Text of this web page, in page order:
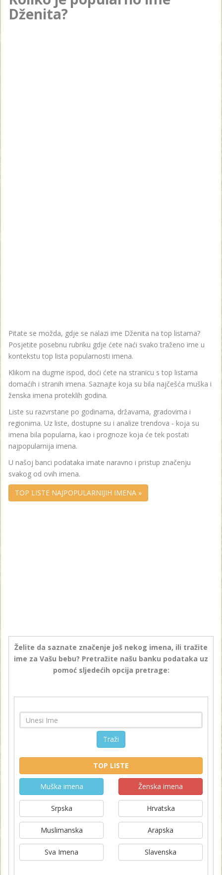
Dženita?
Pitate se možda, gdje se nalazi ime Dženita na top listama?
Posjetite posebnu rubriku gdje ćete naći svako traženo ime u
kontekstu top lista popularnosti imena.
Klikom na dugme ispod, doći ćete na stranicu s top listama
domaćih i stranih imena. Saznajte koja su bila najčešća muška i
ženska imena proteklih godina.
Liste su razvrstane po godinama, državama, gradovima i
regionima. Uz liste, dostupne su i analize trendova - koja su
imena bila popularna, kao i prognoze koja će tek postati
najpopularnija imena.
U našoj banci podataka imate naravno i pristup značenju
svakog od ovih imena.
TOP LISTE NAJPOPULARNIJIH IMENA »
Želite da saznate značenje još nekog imena, ili tražite
ime za Vašu bebu? Pretražite našu banku podataka uz
pomoć sljedećih opcija pretrage:
Traži
TOP LISTE
Muška imena Ženska imena
Srpska Hrvatska
Muslimanska Arapska
Sva Imena Slavenska